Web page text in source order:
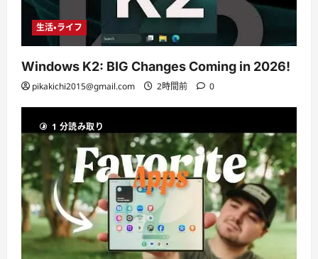
生活・ライフ
Windows K2: BIG Changes Coming in 2026!
pikakichi2015@gmail.com 2時間前 0
1 分読み取り